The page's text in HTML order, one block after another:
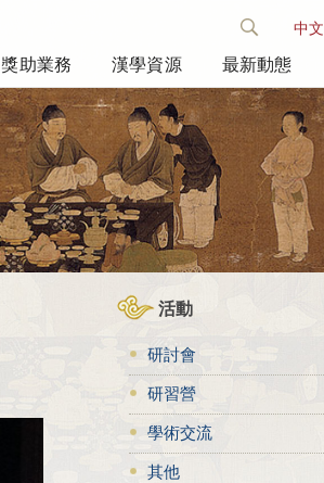
中文
獎助業務 漢學資源 最新動態
活動
研討會
研習營
學術交流
其他